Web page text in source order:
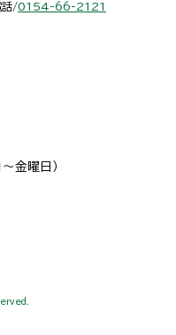
話/0154-66-2121
金曜日）